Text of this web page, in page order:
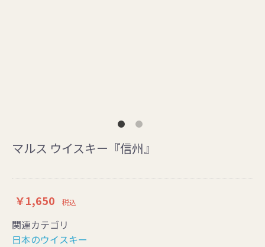
マルス ウイスキー『信州』
￥1,650 税込
関連カテゴリ
日本のウイスキー